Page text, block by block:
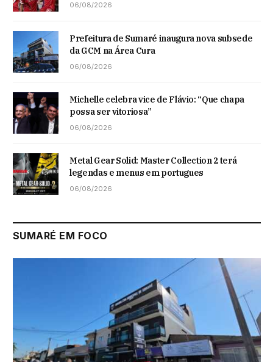
06/08/2026
Prefeitura de Sumaré inaugura nova subsede
da GCM na Área Cura
06/08/2026
Michelle celebra vice de Flávio: “Que chapa
possa ser vitoriosa”
06/08/2026
Metal Gear Solid: Master Collection 2 terá
legendas e menus em portugues
06/08/2026
SUMARÉ EM FOCO